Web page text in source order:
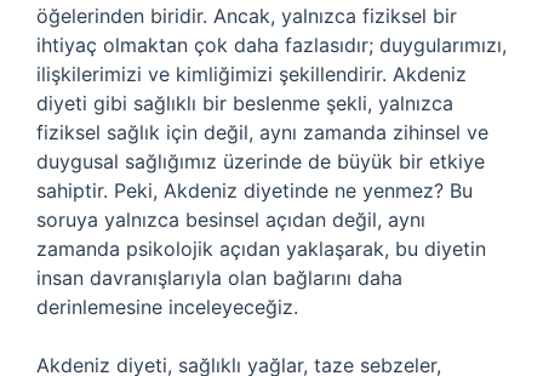
öğelerinden biridir. Ancak, yalnızca fiziksel bir
ihtiyaç olmaktan çok daha fazlasıdır; duygularımızı,
ilişkilerimizi ve kimliğimizi şekillendirir. Akdeniz
diyeti gibi sağlıklı bir beslenme şekli, yalnızca
fiziksel sağlık için değil, aynı zamanda zihinsel ve
duygusal sağlığımız üzerinde de büyük bir etkiye
sahiptir. Peki, Akdeniz diyetinde ne yenmez? Bu
soruya yalnızca besinsel açıdan değil, aynı
zamanda psikolojik açıdan yaklaşarak, bu diyetin
insan davranışlarıyla olan bağlarını daha
derinlemesine inceleyeceğiz.
Akdeniz diyeti, sağlıklı yağlar, taze sebzeler,